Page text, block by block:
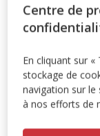
Centre de
En cliquant sur
stockage de
navigation sur
à nos efforts de